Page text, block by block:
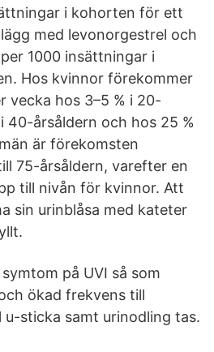
i kohorten för ett
med levonorgestrel och
per 1000 insättningar i
Hos kvinnor förekommer
vecka hos 3–5 % i 20-
40-årsåldern och hos 25 %
är förekomsten
75-årsåldern, varefter en
till nivån för kvinnor. Att
sin urinblåsa med kateter
på UVI så som
ökad frekvens till
sticka samt urinodling tas.